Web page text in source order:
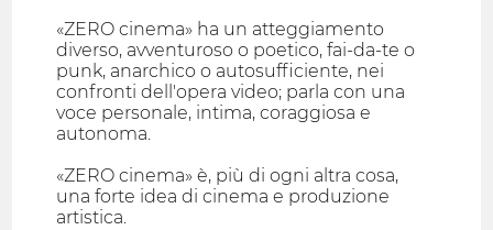
«ZERO cinema» ha un atteggiamento
diverso, avventuroso o poetico, fai-da-te o
punk, anarchico o autosufficiente, nei
confronti dell'opera video; parla con una
voce personale, intima, coraggiosa e
autonoma.
«ZERO cinema» è, più di ogni altra cosa,
una forte idea di cinema e produzione
artistica.